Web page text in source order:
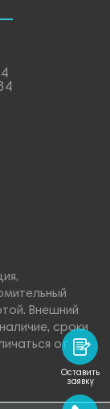
Внешний
сроки
от
Оставить
заявку